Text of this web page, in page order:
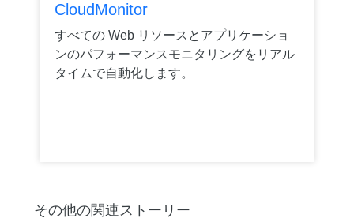
CloudMonitor
すべての Web リソースとアプリケーショ
ンのパフォーマンスモニタリングをリアル
タイムで自動化します。
その他の関連ストーリー